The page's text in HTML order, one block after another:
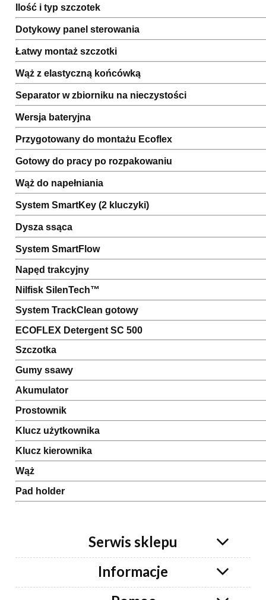
Ilość i typ szczotek
Dotykowy panel sterowania
Łatwy montaż szczotki
Wąż z elastyczną końcówką
Separator w zbiorniku na nieczystości
Wersja bateryjna
Przygotowany do montażu Ecoflex
Gotowy do pracy po rozpakowaniu
Wąż do napełniania
System SmartKey (2 kluczyki)
Dysza ssąca
System SmartFlow
Napęd trakcyjny
Nilfisk SilenTech™
System TrackClean gotowy
ECOFLEX Detergent SC 500
Szczotka
Gumy ssawy
Akumulator
Prostownik
Klucz użytkownika
Klucz kierownika
Wąż
Pad holder
Serwis sklepu
Informacje